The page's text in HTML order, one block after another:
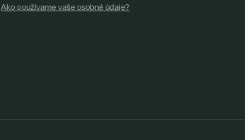
Ako používame vaše osobné údaje?